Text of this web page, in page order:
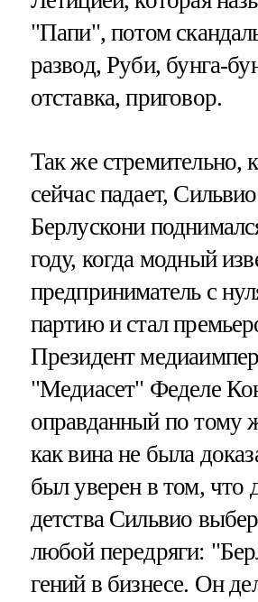
"Папи", потом
развод, Руби, бунга-
отставка, приговор.
Так же стремительно,
сейчас падает, Сильвио
Берлускони
году, когда модный
предприниматель с
партию и стал
Президент
"Медиасет" Феделе
оправданный по тому
как вина не была
был уверен в том, что
детства Сильвио
любой передряги:
гений в бизнесе. Он